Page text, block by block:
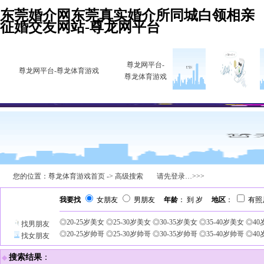
东莞婚介网东莞真实婚介所同城白领相亲
征婚交友网站-尊龙网平台
尊龙网平台-尊龙体育游戏
尊龙网平台-
尊龙体育游戏
您的位置：尊龙体育游戏首页 -> 高级搜索 请先登录…>>>
找男朋友
找女朋友
我要找 女朋友 男朋友 年龄 ： 到 岁 地区 ： 有
◎20-25岁美女 ◎25-30岁美女 ◎30-35岁美女 ◎35-40岁美女 ◎40
◎20-25岁帅哥 ◎25-30岁帅哥 ◎30-35岁帅哥 ◎35-40岁帅哥 ◎40
◆ 搜索结果 ：